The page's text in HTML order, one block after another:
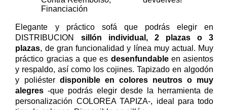
Financiación
Elegante y práctico sofá que podrás elegir en
DISTRIBUCION sillón individual, 2 plazas o 3
plazas, de gran funcionalidad y línea muy actual. Muy
práctico gracias a que es desenfundableen asientos
y respaldo, así como los cojines. Tapizado en algodón
y poliéster disponible en colores neutros o muy
alegres -que podrás elegir desde la herramienta de
personalización COLOREA TAPIZA-, ideal para todo